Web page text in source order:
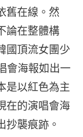
舊在線。然
論在整體構
國頂流女團少
會海報如出一
是以紅色為主
在的演唱會海
抄襲痕跡。